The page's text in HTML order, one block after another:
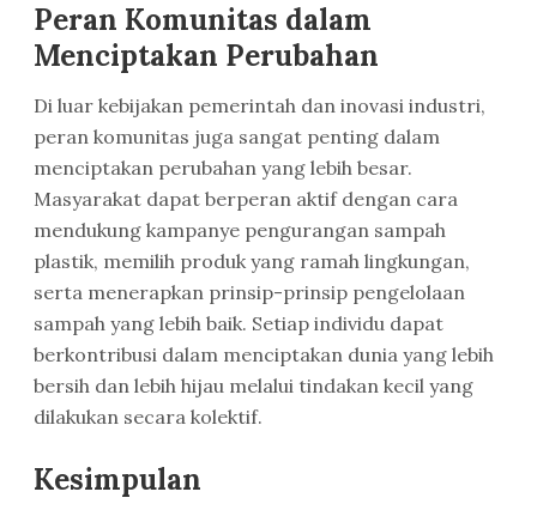
Peran Komunitas dalam
Menciptakan Perubahan
Di luar kebijakan pemerintah dan inovasi industri,
peran komunitas juga sangat penting dalam
menciptakan perubahan yang lebih besar.
Masyarakat dapat berperan aktif dengan cara
mendukung kampanye pengurangan sampah
plastik, memilih produk yang ramah lingkungan,
serta menerapkan prinsip-prinsip pengelolaan
sampah yang lebih baik. Setiap individu dapat
berkontribusi dalam menciptakan dunia yang lebih
bersih dan lebih hijau melalui tindakan kecil yang
dilakukan secara kolektif.
Kesimpulan